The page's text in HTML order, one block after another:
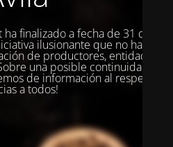
finalizado a fecha de 31 de
ilusionante que no habría
de productores, entidades
una posible continuidad, en
de información al respecto.
a todos!